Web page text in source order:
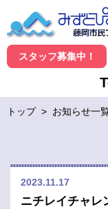
スタッフ募集中！
トップ > お知らせ一
2023.11.17
ニチレイチャレ